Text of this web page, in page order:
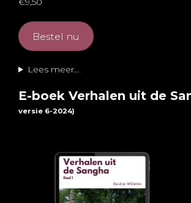
Bestel nu
Lees meer…
E-boek Verhalen uit de
versie 6-2024)